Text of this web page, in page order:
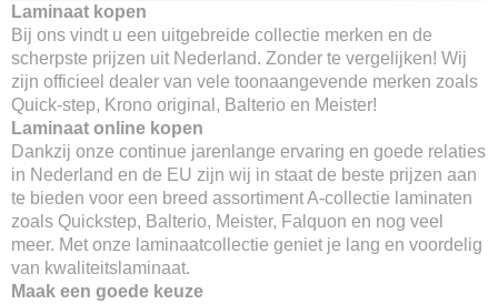
Laminaat kopen
Bij ons vindt u een uitgebreide collectie merken en de
scherpste prijzen uit Nederland. Zonder te vergelijken! Wij
zijn officieel dealer van vele toonaangevende merken zoals
Quick-step, Krono original, Balterio en Meister!
Laminaat online kopen
Dankzij onze continue jarenlange ervaring en goede relaties
in Nederland en de EU zijn wij in staat de beste prijzen aan
te bieden voor een breed assortiment A-collectie laminaten
zoals Quickstep, Balterio, Meister, Falquon en nog veel
meer. Met onze laminaatcollectie geniet je lang en voordelig
van kwaliteitslaminaat.
Maak een goede keuze